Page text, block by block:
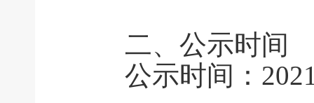
二、公示时间
公示时间：2021